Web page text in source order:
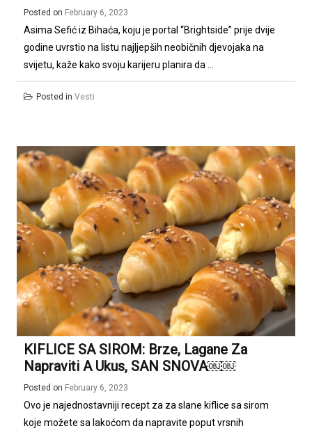
Posted on February 6, 2023
Asima Sefić iz Bihaća, koju je portal “Brightside” prije dvije
godine uvrstio na listu najljepših neobičnih djevojaka na
svijetu, kaže kako svoju karijeru planira da ...
Posted in Vesti
KIFLICE SA SIROM: Brze, Lagane Za
Napraviti A Ukus, SAN SNOVA￼￼
Posted on February 6, 2023
Ovo je najednostavniji recept za za slane kiflice sa sirom
koje možete sa lakoćom da napravite poput vrsnih